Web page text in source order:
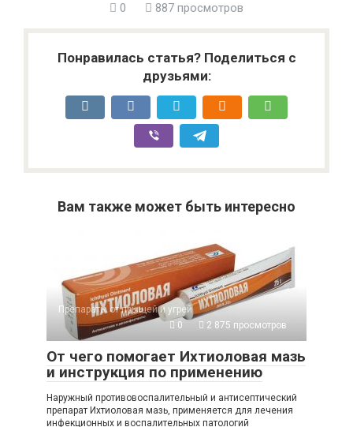
0 887 просмотров
Понравилась статья? Поделиться с
друзьями:
Вам также может быть интересно
Препараты от прыщей и угрей
0
2 875 просмотров
От чего помогает Ихтиоловая мазь
и инструкция по применению
Наружный противовоспалительный и антисептический
препарат Ихтиоловая мазь, применяется для лечения
инфекционных и воспалительных патологий